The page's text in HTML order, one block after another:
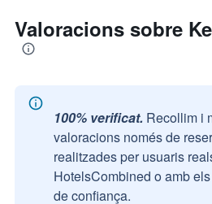
Valoracions sobre
100% verificat. Recollim i
valoracions només de
realitzades per usuaris
HotelsCombined o amb
de confiança.